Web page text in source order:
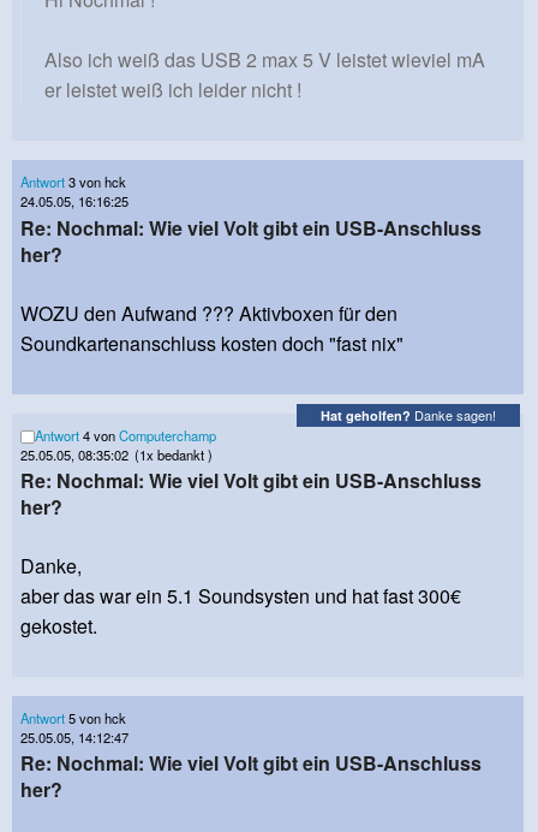
Also ich weiß das USB 2 max 5 V leistet wieviel mA
er leistet weiß ich leider nicht !
Antwort3 von hck
24.05.05, 16:16:25
Re: Nochmal: Wie viel Volt gibt ein USB-Anschluss
her?
WOZU den Aufwand ??? Aktivboxen für den
Soundkartenanschluss kosten doch "fast nix"
Hat geholfen? Danke sagen!
Antwort4 vonComputerchamp
25.05.05, 08:35:02 (1x bedankt )
Re: Nochmal: Wie viel Volt gibt ein USB-Anschluss
her?
Danke,
aber das war ein 5.1 Soundsysten und hat fast 300€
gekostet.
Antwort5 von hck
25.05.05, 14:12:47
Re: Nochmal: Wie viel Volt gibt ein USB-Anschluss
her?